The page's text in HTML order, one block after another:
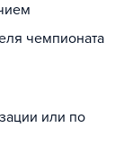
чемпионата
или по